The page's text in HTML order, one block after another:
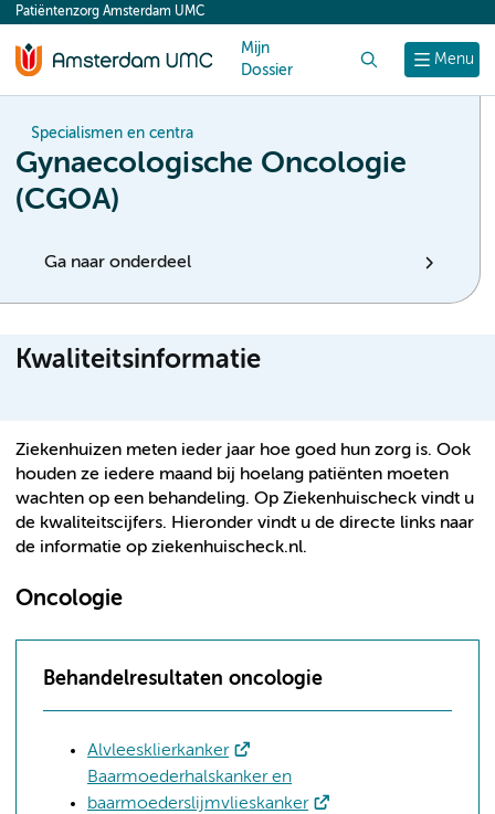
content
Menu
Patiëntenzorg Amsterdam UMC
Mijn
Dossier
Specialismen en centra
Gynaecologische Oncologie
(CGOA)
Ga naar onderdeel
Kwaliteitsinformatie
Ziekenhuizen meten ieder jaar hoe goed hun zorg is. Ook
houden ze iedere maand bij hoelang patiënten moeten
wachten op een behandeling. Op Ziekenhuischeck vindt u
de kwaliteitscijfers. Hieronder vindt u de directe links naar
de informatie op ziekenhuischeck.nl.
Oncologie
Behandelresultaten oncologie
Alvleesklierkanker
Baarmoederhalskanker en
baarmoederslijmvlieskanker